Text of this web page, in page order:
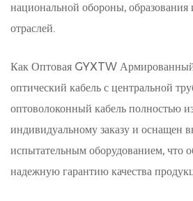
национальной обороны,
отраслей.
Как Оптовая GYXTW
оптический кабель с центральной
оптоволоконный кабель полностью
индивидуальному заказу и оснащен
испытательным оборудованием, что
надежную гарантию качества